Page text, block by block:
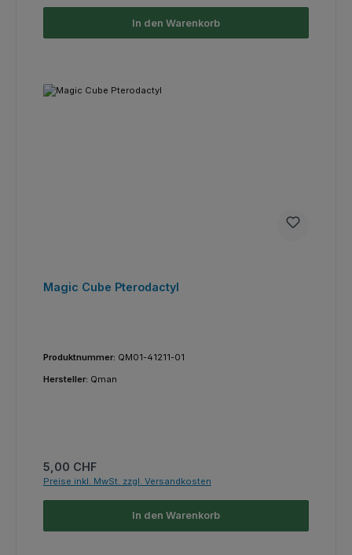
In den Warenkorb
Magic Cube Pterodactyl
Produktnummer: QM01-41211-01
Hersteller: Qman
Regulärer Preis:
5,00 CHF
Preise inkl. MwSt. zzgl. Versandkosten
In den Warenkorb